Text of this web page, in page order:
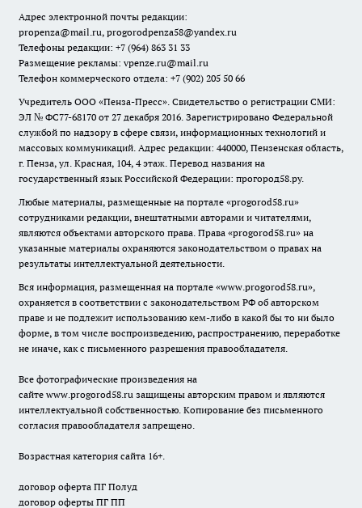
Адрес электронной почты редакции:
propenza@mail.ru, progorodpenza58@yandex.ru
Телефоны редакции: +7 (964) 863 31 33
Размещение рекламы: vpenze.ru@mail.ru
Телефон коммерческого отдела: +7 (902) 205 50 66
Учредитель ООО «Пенза-Пресс». Свидетельство о регистрации СМИ:
ЭЛ № ФС77-68170 от 27 декабря 2016. Зарегистрировано Федеральной
службой по надзору в сфере связи, информационных технологий и
массовых коммуникаций. Адрес редакции: 440000, Пензенская область,
г. Пенза, ул. Красная, 104, 4 этаж. Перевод названия на
государственный язык Российской Федерации: прогород58.ру.
Любые материалы, размещенные на портале «progorod58.ru»
сотрудниками редакции, внештатными авторами и читателями,
являются объектами авторского права. Права «progorod58.ru» на
указанные материалы охраняются законодательством о правах на
результаты интеллектуальной деятельности.
Вся информация, размещенная на портале «www.progorod58.ru»,
охраняется в соответствии с законодательством РФ об авторском
праве и не подлежит использованию кем-либо в какой бы то ни было
форме, в том числе воспроизведению, распространению, переработке
не иначе, как с письменного разрешения правообладателя.
Все фотографические произведения на
сайте www.progorod58.ru защищены авторским правом и являются
интеллектуальной собственностью. Копирование без письменного
согласия правообладателя запрещено.
Возрастная категория сайта 16+.
договор оферта ПГ Полуд
договор оферты ПГ ПП